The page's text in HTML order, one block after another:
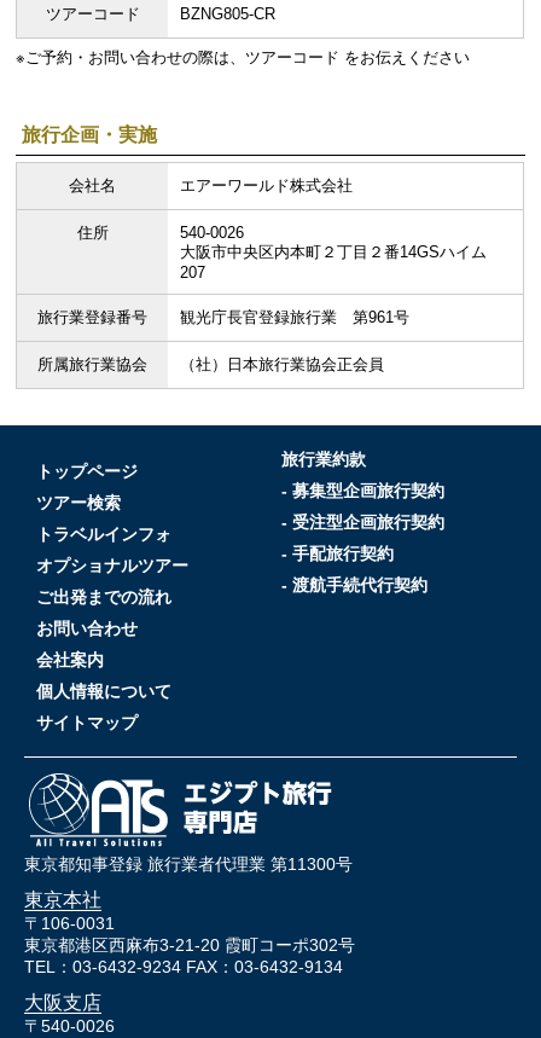
ツアーコード BZNG805-CR
※ご予約・お問い合わせの際は、ツアーコード をお伝えください
旅行企画・実施
会社名 エアーワールド株式会社
住所
540-0026
大阪市中央区内本町２丁目２番14GSハイム
207
旅行業登録番号 観光庁長官登録旅行業 第961号
所属旅行業協会 （社）日本旅行業協会正会員
トップページ
ツアー検索
トラベルインフォ
オプショナルツアー
ご出発までの流れ
お問い合わせ
会社案内
個人情報について
サイトマップ
旅行業約款
- 募集型企画旅行契約
- 受注型企画旅行契約
- 手配旅行契約
- 渡航手続代行契約
東京都知事登録 旅行業者代理業 第11300号
東京本社
〒106-0031
東京都港区西麻布3-21-20 霞町コーポ302号
TEL：03-6432-9234 FAX：03-6432-9134
大阪支店
〒540-0026